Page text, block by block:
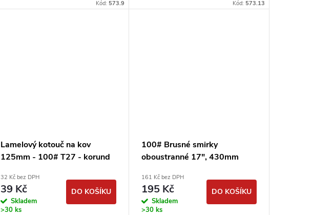
Kód: 573.9 Kód: 573.13
Lamelový kotouč na kov
125mm - 100# T27 - korund
32 Kč bez DPH
39 Kč
Skladem
>30 ks
DO KOŠÍKU
100# Brusné smirky
oboustranné 17", 430mm
podlahářské
161 Kč bez DPH
195 Kč
Skladem
>30 ks
DO KOŠÍKU